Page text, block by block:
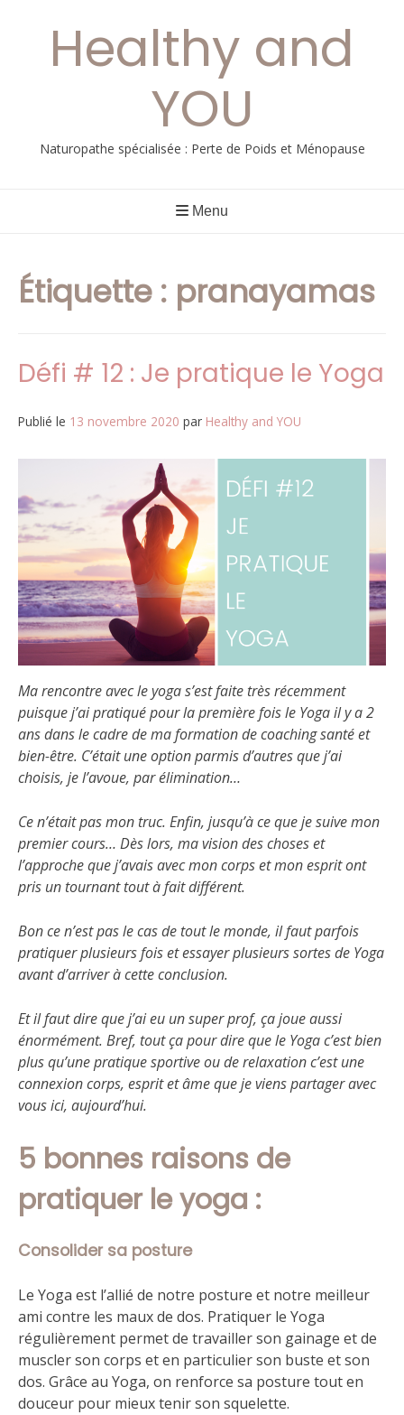
Healthy and
YOU
Naturopathe spécialisée : Perte de Poids et Ménopause
Menu
Étiquette : pranayamas
Défi # 12 : Je pratique le Yoga
Publié le 13 novembre 2020 par Healthy and YOU
Ma rencontre avec le yoga s’est faite très récemment
puisque j’ai pratiqué pour la première fois le Yoga il y a 2
ans dans le cadre de ma formation de coaching santé et
bien-être. C’était une option parmis d’autres que j’ai
choisis, je l’avoue, par élimination…
Ce n’était pas mon truc. Enfin, jusqu’à ce que je suive mon
premier cours… Dès lors, ma vision des choses et
l’approche que j’avais avec mon corps et mon esprit ont
pris un tournant tout à fait différent.
Bon ce n’est pas le cas de tout le monde, il faut parfois
pratiquer plusieurs fois et essayer plusieurs sortes de Yoga
avant d’arriver à cette conclusion.
Et il faut dire que j’ai eu un super prof, ça joue aussi
énormément. Bref, tout ça pour dire que le Yoga c’est bien
plus qu’une pratique sportive ou de relaxation c’est une
connexion corps, esprit et âme que je viens partager avec
vous ici, aujourd’hui.
5 bonnes raisons de
pratiquer le yoga :
Consolider sa posture
Le Yoga est l’allié de notre posture et notre meilleur
ami contre les maux de dos. Pratiquer le Yoga
régulièrement permet de travailler son gainage et de
muscler son corps et en particulier son buste et son
dos. Grâce au Yoga, on renforce sa posture tout en
douceur pour mieux tenir son squelette.